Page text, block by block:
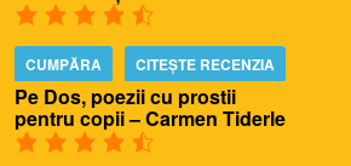
CUMPĂRA CITEȘTE RECENZIA
Pe Dos, poezii cu prostii
pentru copii – Carmen Tiderle